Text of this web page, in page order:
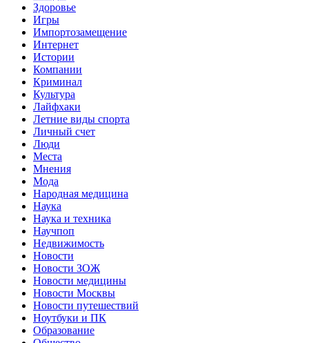
Здоровье
Игры
Импортозамещение
Интернет
Истории
Компании
Криминал
Культура
Лайфхаки
Летние виды спорта
Личный счет
Люди
Места
Мнения
Мода
Народная медицина
Наука
Наука и техника
Научпоп
Недвижимость
Новости
Новости ЗОЖ
Новости медицины
Новости Москвы
Новости путешествий
Ноутбуки и ПК
Образование